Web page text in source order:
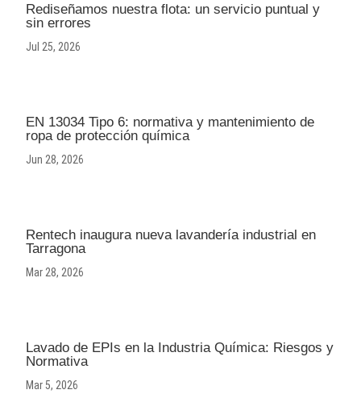
Rediseñamos nuestra flota: un servicio puntual y
sin errores
Jul 25, 2026
EN 13034 Tipo 6: normativa y mantenimiento de
ropa de protección química
Jun 28, 2026
Rentech inaugura nueva lavandería industrial en
Tarragona
Mar 28, 2026
Lavado de EPIs en la Industria Química: Riesgos y
Normativa
Mar 5, 2026